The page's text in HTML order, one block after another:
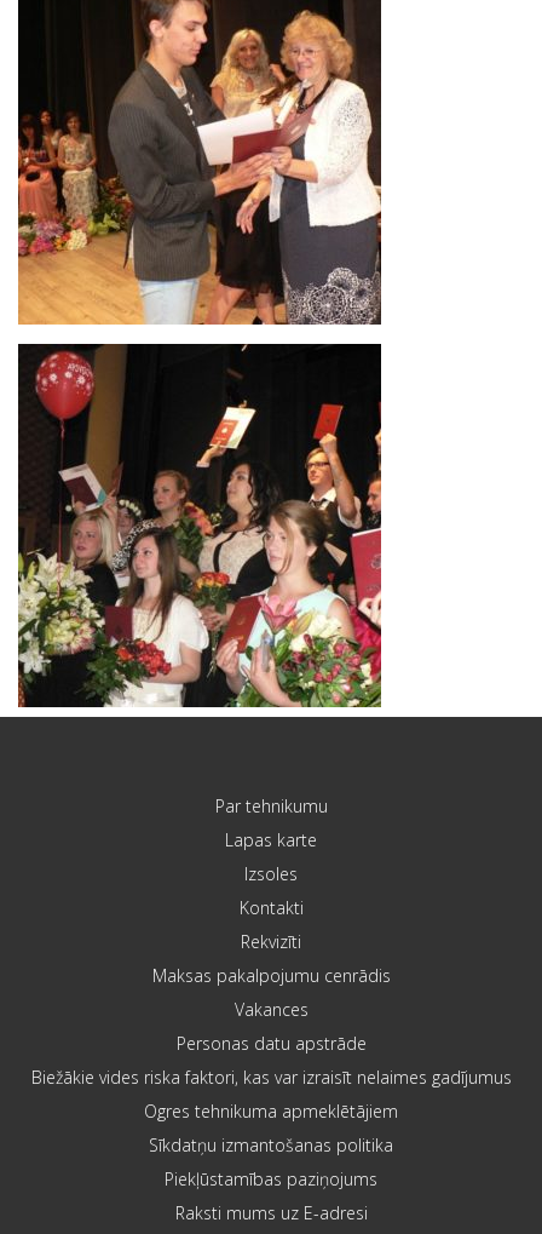
Par tehnikumu
Lapas karte
Izsoles
Kontakti
Rekvizīti
Maksas pakalpojumu cenrādis
Vakances
Personas datu apstrāde
Biežākie vides riska faktori, kas var izraisīt nelaimes gadījumus
Ogres tehnikuma apmeklētājiem
Sīkdatņu izmantošanas politika
Piekļūstamības paziņojums
Raksti mums uz E-adresi